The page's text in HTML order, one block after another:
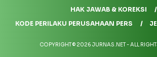
HAK JAWAB & KOREKSI
KODE PERILAKU PERUSAHAAN PERS
COPYRIGHT © 2026 JURNAS.NET - ALL